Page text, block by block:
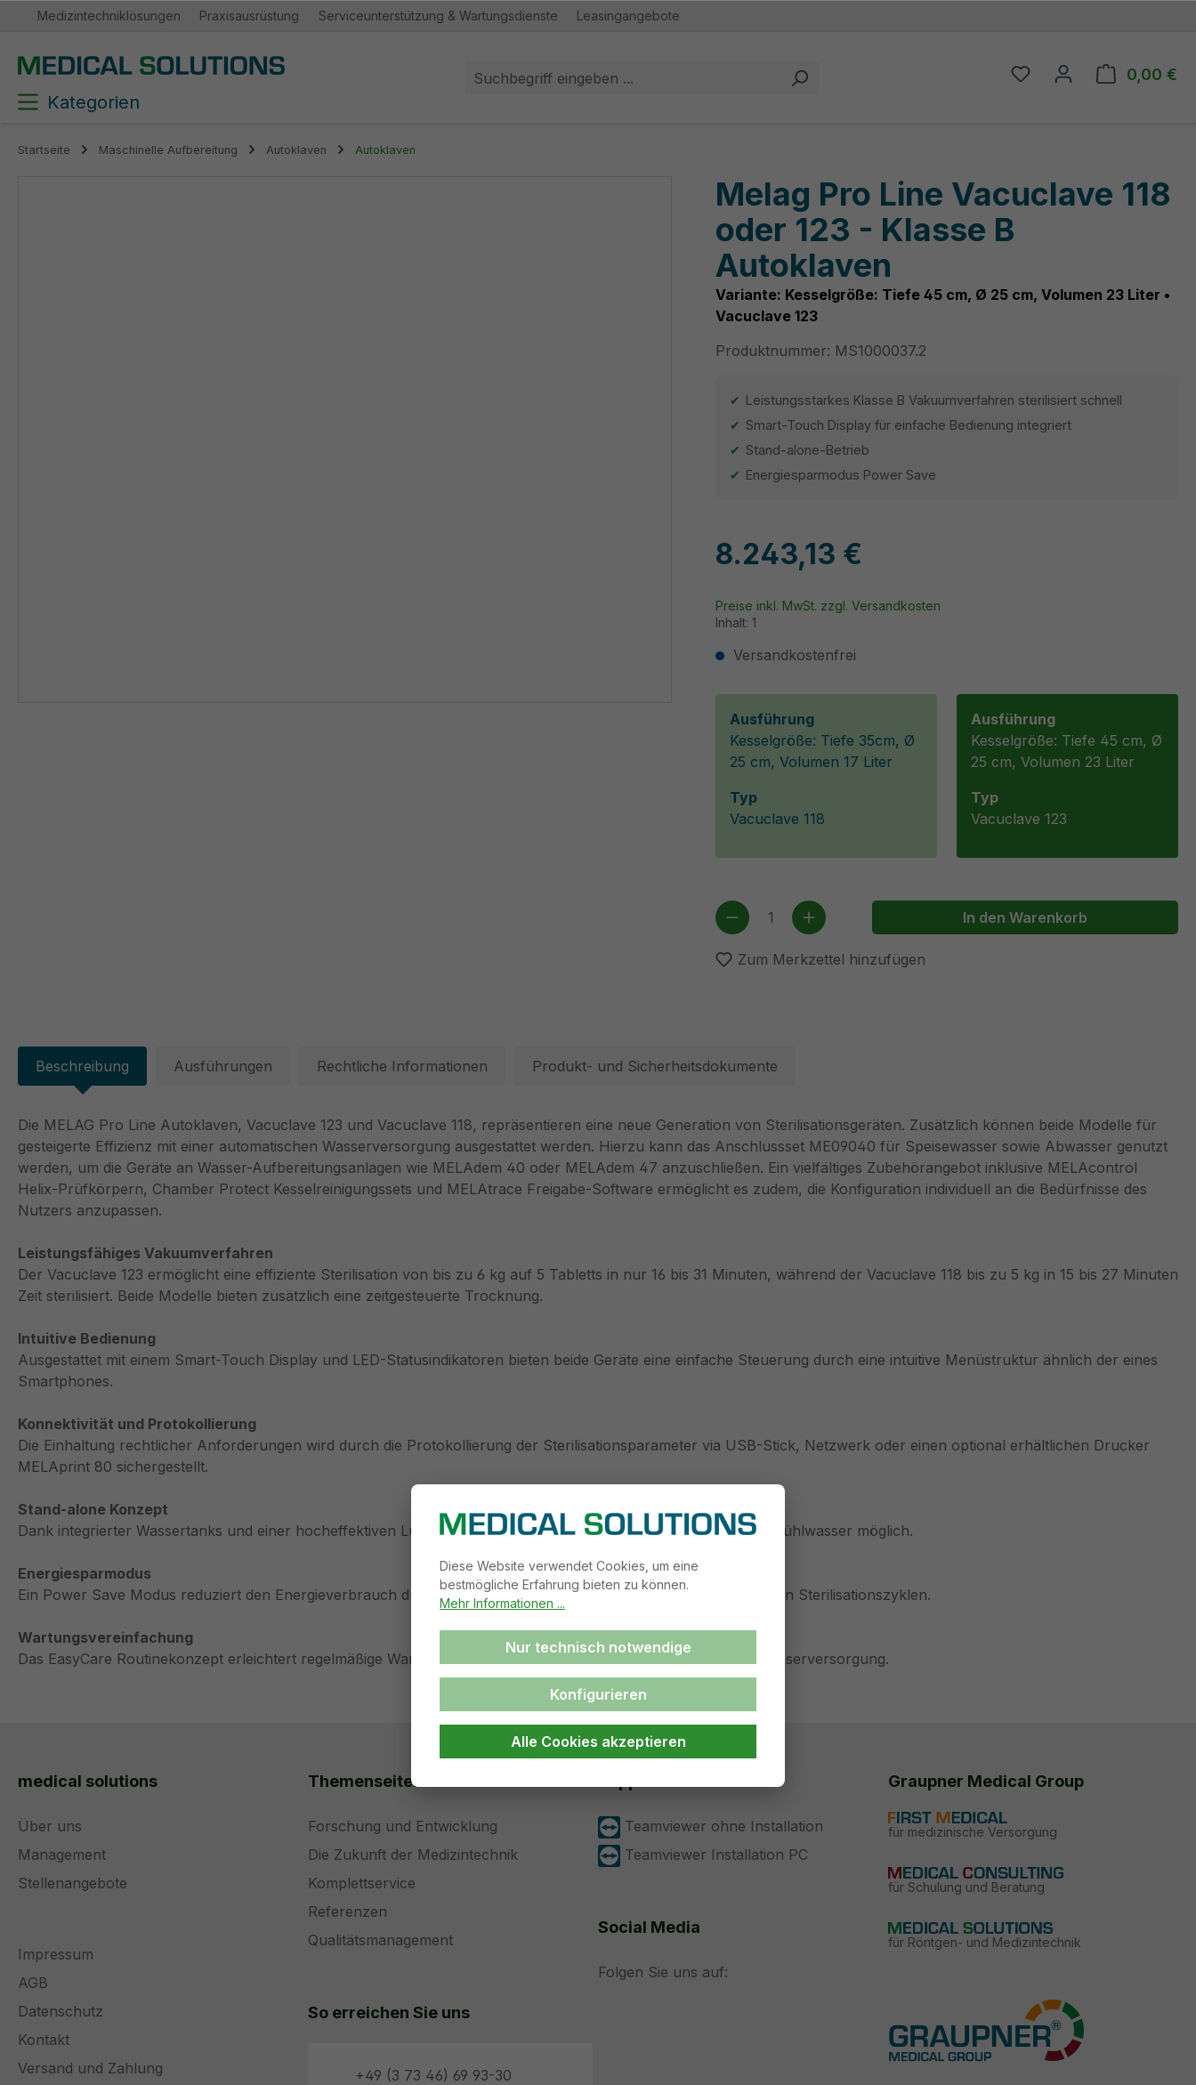
Zur Hauptnavigation springen
Medizintechniklösungen Praxisausrüstung Serviceunterstützung & Wartungsdienste Leasingangebote
Du hast 0 Produkte
0,00 €
Kategorien
Startseite Maschinelle Aufbereitung Autoklaven Autoklaven
Melag Pro Line Vacuclave 118
oder 123 - Klasse B
Autoklaven
Variante: Kesselgröße: Tiefe 45 cm, Ø 25 cm, Volumen 23 Liter •
Vacuclave 123
Produktnummer: MS1000037.2
Leistungsstarkes Klasse B Vakuumverfahren sterilisiert schnell
Smart-Touch Display für einfache Bedienung integriert
Stand-alone-Betrieb
Energiesparmodus Power Save
8.243,13 €
Inhalt: 1
Preise inkl. MwSt. zzgl. Versandkosten
Versandkostenfrei
Ausführung
Kesselgröße: Tiefe 35cm, Ø
25 cm, Volumen 17 Liter
Typ
Vacuclave 118
Ausführung
Kesselgröße: Tiefe 45 cm, Ø
25 cm, Volumen 23 Liter
Typ
Vacuclave 123
Produkt Anzahl: Gib den gewünschten Wert
In den Warenkorb
Zum Merkzettel hinzufügen
Beschreibung Ausführungen Rechtliche Informationen Produkt- und Sicherheitsdokumente
Die MELAG Pro Line Autoklaven, Vacuclave 123 und Vacuclave 118, repräsentieren eine neue Generation von Sterilisationsgeräten. Zusätzlich können beide Modelle für
gesteigerte Effizienz mit einer automatischen Wasserversorgung ausgestattet werden. Hierzu kann das Anschlussset ME09040 für Speisewasser sowie Abwasser genutzt
werden, um die Geräte an Wasser-Aufbereitungsanlagen wie MELAdem 40 oder MELAdem 47 anzuschließen. Ein vielfältiges Zubehörangebot inklusive MELAcontrol
Helix-Prüfkörpern, Chamber Protect Kesselreinigungssets und MELAtrace Freigabe-Software ermöglicht es zudem, die Konfiguration individuell an die Bedürfnisse des
Nutzers anzupassen.
Leistungsfähiges Vakuumverfahren
Der Vacuclave 123 ermöglicht eine effiziente Sterilisation von bis zu 6 kg auf 5 Tabletts in nur 16 bis 31 Minuten, während der Vacuclave 118 bis zu 5 kg in 15 bis 27 Minuten
Zeit sterilisiert. Beide Modelle bieten zusätzlich eine zeitgesteuerte Trocknung.
Intuitive Bedienung
Ausgestattet mit einem Smart-Touch Display und LED-Statusindikatoren bieten beide Geräte eine einfache Steuerung durch eine intuitive Menüstruktur ähnlich der eines
Smartphones.
Konnektivität und Protokollierung
Die Einhaltung rechtlicher Anforderungen wird durch die Protokollierung der Sterilisationsparameter via USB-Stick, Netzwerk oder einen optional erhältlichen Drucker
MELAprint 80 sichergestellt.
Stand-alone Konzept
Dank integrierter Wassertanks und einer hocheffektiven Luftkühlung ist ein standortunabhängiger Betrieb ohne Kühlwasser möglich.
Energiesparmodus
Ein Power Save Modus reduziert den Energieverbrauch durch Abschalten von Heizung und Display zwischen den Sterilisationszyklen.
Wartungsvereinfachung
Das EasyCare Routinekonzept erleichtert regelmäßige Wartungsarbeiten wie Filtertausch, Tankreinigung und Wasserversorgung.
medical solutions
Über uns
Management
Stellenangebote
Impressum
AGB
Datenschutz
Kontakt
Versand und Zahlung
Themenseiten
Forschung und Entwicklung
Die Zukunft der Medizintechnik
Komplettservice
Referenzen
Qualitätsmanagement
So erreichen Sie uns
+49 (3 73 46) 69 93-30
Teamviewer ohne Installation
Teamviewer Installation PC
Social Media
Folgen Sie uns auf:
Graupner Medical Group
für medizinische Versorgung
für Schulung und Beratung
für Röntgen- und Medizintechnik
Diese Website verwendet Cookies, um eine
bestmögliche Erfahrung bieten zu können.
Mehr Informationen ...
Nur technisch notwendige
Konfigurieren
Alle Cookies akzeptieren